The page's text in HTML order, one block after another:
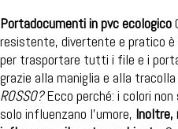
Portadocumenti in pvc ecologico
resistente, divertente e pratico è
per trasportare tutti i file e i
grazie alla maniglia e alla tracolla
ROSSO?Ecco perché: i colori
solo influenzano l’umore, Inoltre,